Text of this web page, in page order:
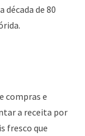
década de 80
compras e
a receita por
fresco que